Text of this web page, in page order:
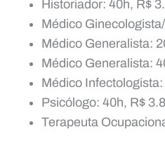
Historiador: 40h, R$
Médico
Médico Generalista:
Médico Generalista:
Médico
Psicólogo: 40h, R$
Terapeuta